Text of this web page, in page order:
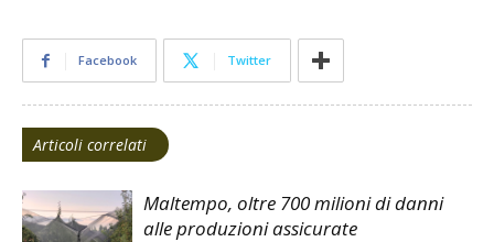
Facebook Twitter
Articoli correlati
Maltempo, oltre 700 milioni di danni
alle produzioni assicurate